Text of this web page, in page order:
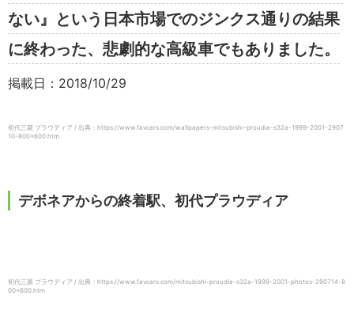
ない』という日本市場でのジンクス通りの結果
に終わった、悲劇的な高級車でもありました。
掲載日：2018/10/29
初代三菱 プラウディア / 出典：https://www.favcars.com/wallpapers-mitsubishi-proudia-s32a-1999-2001-2907
10-800×600.htm
デボネアからの終着駅、初代プラウディア
初代三菱 プラウディア / 出典：https://www.favcars.com/mitsubishi-proudia-s32a-1999-2001-photos-290714-8
00×600.htm